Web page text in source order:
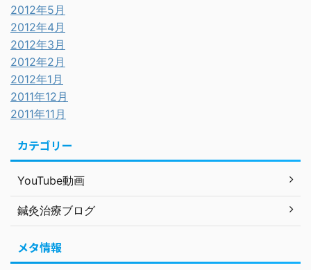
2012年5月
2012年4月
2012年3月
2012年2月
2012年1月
2011年12月
2011年11月
カテゴリー
YouTube動画
鍼灸治療ブログ
メタ情報